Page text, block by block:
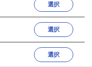
選択
選択
選択